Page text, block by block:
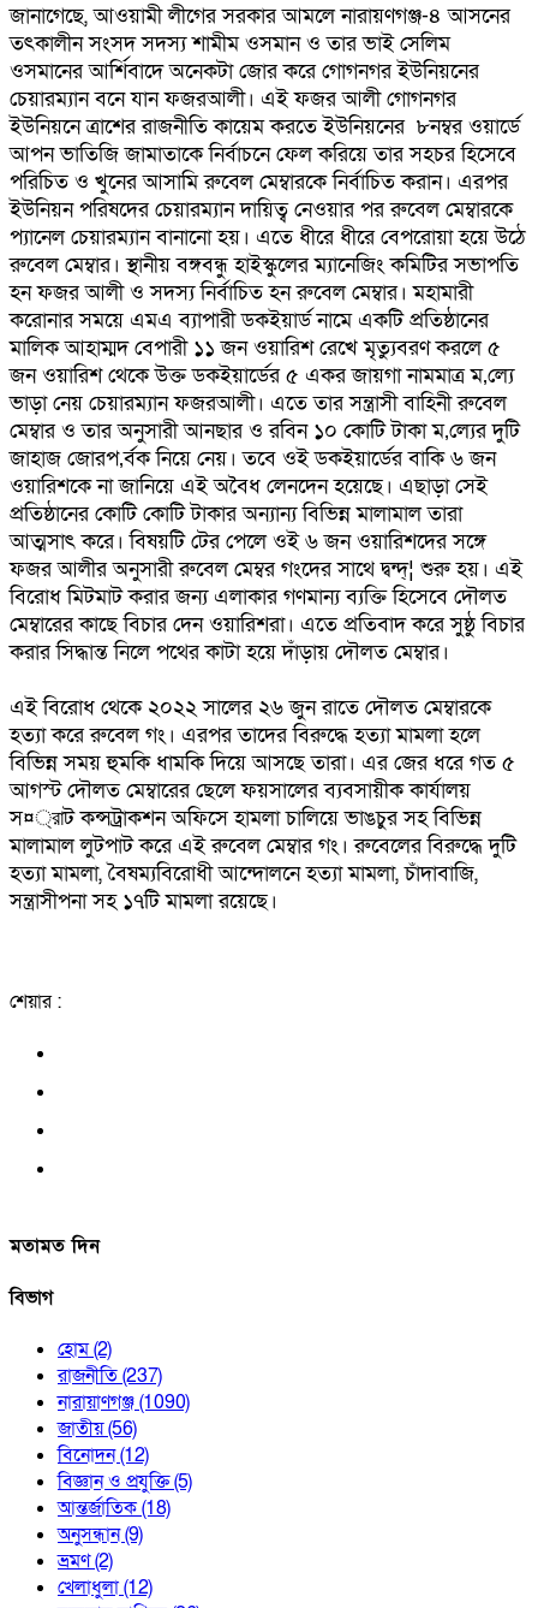
জানাগেছে, আওয়ামী লীগের সরকার আমলে নারায়ণগঞ্জ-৪ আসনের
তৎকালীন সংসদ সদস্য শামীম ওসমান ও তার ভাই সেলিম
ওসমানের আর্শিবাদে অনেকটা জোর করে গোগনগর ইউনিয়নের
চেয়ারম্যান বনে যান ফজরআলী। এই ফজর আলী গোগনগর
ইউনিয়নে ত্রাশের রাজনীতি কায়েম করতে ইউনিয়নের ৮নম্বর ওয়ার্ডে
আপন ভাতিজি জামাতাকে নির্বাচনে ফেল করিয়ে তার সহচর হিসেবে
পরিচিত ও খুনের আসামি রুবেল মেম্বারকে নির্বাচিত করান। এরপর
ইউনিয়ন পরিষদের চেয়ারম্যান দায়িত্ব নেওয়ার পর রুবেল মেম্বারকে
প্যানেল চেয়ারম্যান বানানো হয়। এতে ধীরে ধীরে বেপরোয়া হয়ে উঠে
রুবেল মেম্বার। স্থানীয় বঙ্গবন্ধু হাইস্কুলের ম্যানেজিং কমিটির সভাপতি
হন ফজর আলী ও সদস্য নির্বাচিত হন রুবেল মেম্বার। মহামারী
করোনার সময়ে এমএ ব্যাপারী ডকইয়ার্ড নামে একটি প্রতিষ্ঠানের
মালিক আহাম্মদ বেপারী ১১ জন ওয়ারিশ রেখে মৃত্যুবরণ করলে ৫
জন ওয়ারিশ থেকে উক্ত ডকইয়ার্ডের ৫ একর জায়গা নামমাত্র ম‚ল্যে
ভাড়া নেয় চেয়ারম্যান ফজরআলী। এতে তার সন্ত্রাসী বাহিনী রুবেল
মেম্বার ও তার অনুসারী আনছার ও রবিন ১০ কোটি টাকা ম‚ল্যের দুটি
জাহাজ জোরপ‚র্বক নিয়ে নেয়। তবে ওই ডকইয়ার্ডের বাকি ৬ জন
ওয়ারিশকে না জানিয়ে এই অবৈধ লেনদেন হয়েছে। এছাড়া সেই
প্রতিষ্ঠানের কোটি কোটি টাকার অন্যান্য বিভিন্ন মালামাল তারা
আত্মসাৎ করে। বিষয়টি টের পেলে ওই ৬ জন ওয়ারিশদের সঙ্গে
ফজর আলীর অনুসারী রুবেল মেম্বর গংদের সাথে দ্বন্দ্¦ শুরু হয়। এই
বিরোধ মিটমাট করার জন্য এলাকার গণমান্য ব্যক্তি হিসেবে দৌলত
মেম্বারের কাছে বিচার দেন ওয়ারিশরা। এতে প্রতিবাদ করে সুষ্ঠু বিচার
করার সিদ্ধান্ত নিলে পথের কাটা হয়ে দাঁড়ায় দৌলত মেম্বার।
এই বিরোধ থেকে ২০২২ সালের ২৬ জুন রাতে দৌলত মেম্বারকে
হত্যা করে রুবেল গং। এরপর তাদের বিরুদ্ধে হত্যা মামলা হলে
বিভিন্ন সময় হুমকি ধামকি দিয়ে আসছে তারা। এর জের ধরে গত ৫
আগস্ট দৌলত মেম্বারের ছেলে ফয়সালের ব্যবসায়ীক কার্যালয়
স¤্রাট কন্সট্রাকশন অফিসে হামলা চালিয়ে ভাঙচুর সহ বিভিন্ন
মালামাল লুটপাট করে এই রুবেল মেম্বার গং। রুবেলের বিরুদ্ধে দুটি
হত্যা মামলা, বৈষম্যবিরোধী আন্দোলনে হত্যা মামলা, চাঁদাবাজি,
সন্ত্রাসীপনা সহ ১৭টি মামলা রয়েছে।
শেয়ার :
মতামত দিন
বিভাগ
হোম(2)
রাজনীতি(237)
নারায়াণগঞ্জ(1090)
জাতীয়(56)
বিনোদন(12)
বিজ্ঞান ও প্রযুক্তি(5)
আন্তর্জাতিক(18)
অনুসন্ধান(9)
ভ্রমণ(2)
খেলাধুলা(12)